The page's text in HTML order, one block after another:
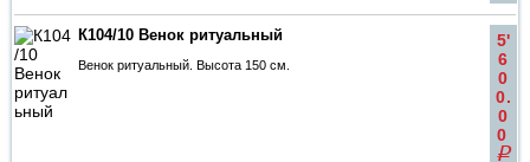
К104/10 Венок ритуальный
Венок ритуальный. Высота 150 см.
5'
6
0
0.
0
0
q